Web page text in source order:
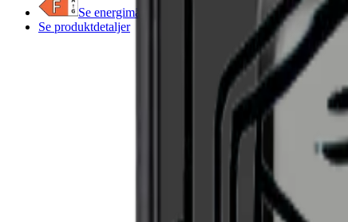
Se energimärkning
Se produktdetaljer